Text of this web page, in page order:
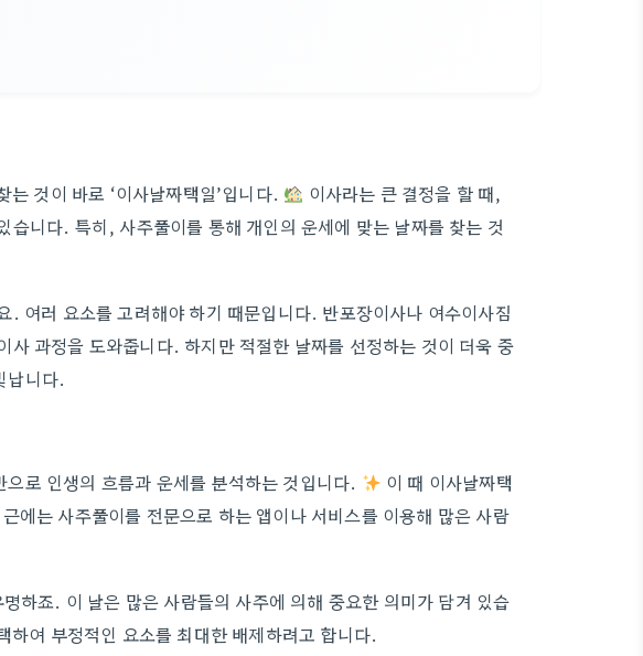
것이 바로 ‘이사날짜택일’입니다.
이사라는 큰 결정을 할 때,
습니다. 특히, 사주풀이를 통해 개인의 운세에 맞는 날짜를 찾는 것
. 여러 요소를 고려해야 하기 때문입니다. 반포장이사나 여수이사짐
사 과정을 도와줍니다. 하지만 적절한 날짜를 선정하는 것이 더욱 중
납니다.
로 인생의 흐름과 운세를 분석하는 것입니다.
이 때 이사날짜택
에는 사주풀이를 전문으로 하는 앱이나 서비스를 이용해 많은 사람
하죠. 이 날은 많은 사람들의 사주에 의해 중요한 의미가 담겨 있습
여 부정적인 요소를 최대한 배제하려고 합니다.